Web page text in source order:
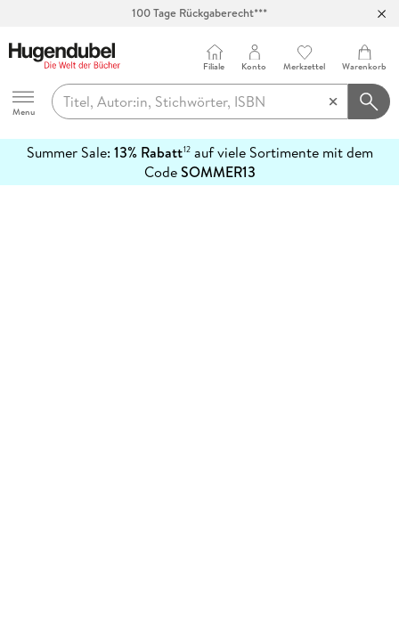
100 Tage Rückgaberecht***
Hugendubel
Menu
Filiale Konto Merkzettel Warenkorb
Summer Sale: 13% Rabatt12auf viele Sortimente mit dem
CodeSOMMER13
erfahren